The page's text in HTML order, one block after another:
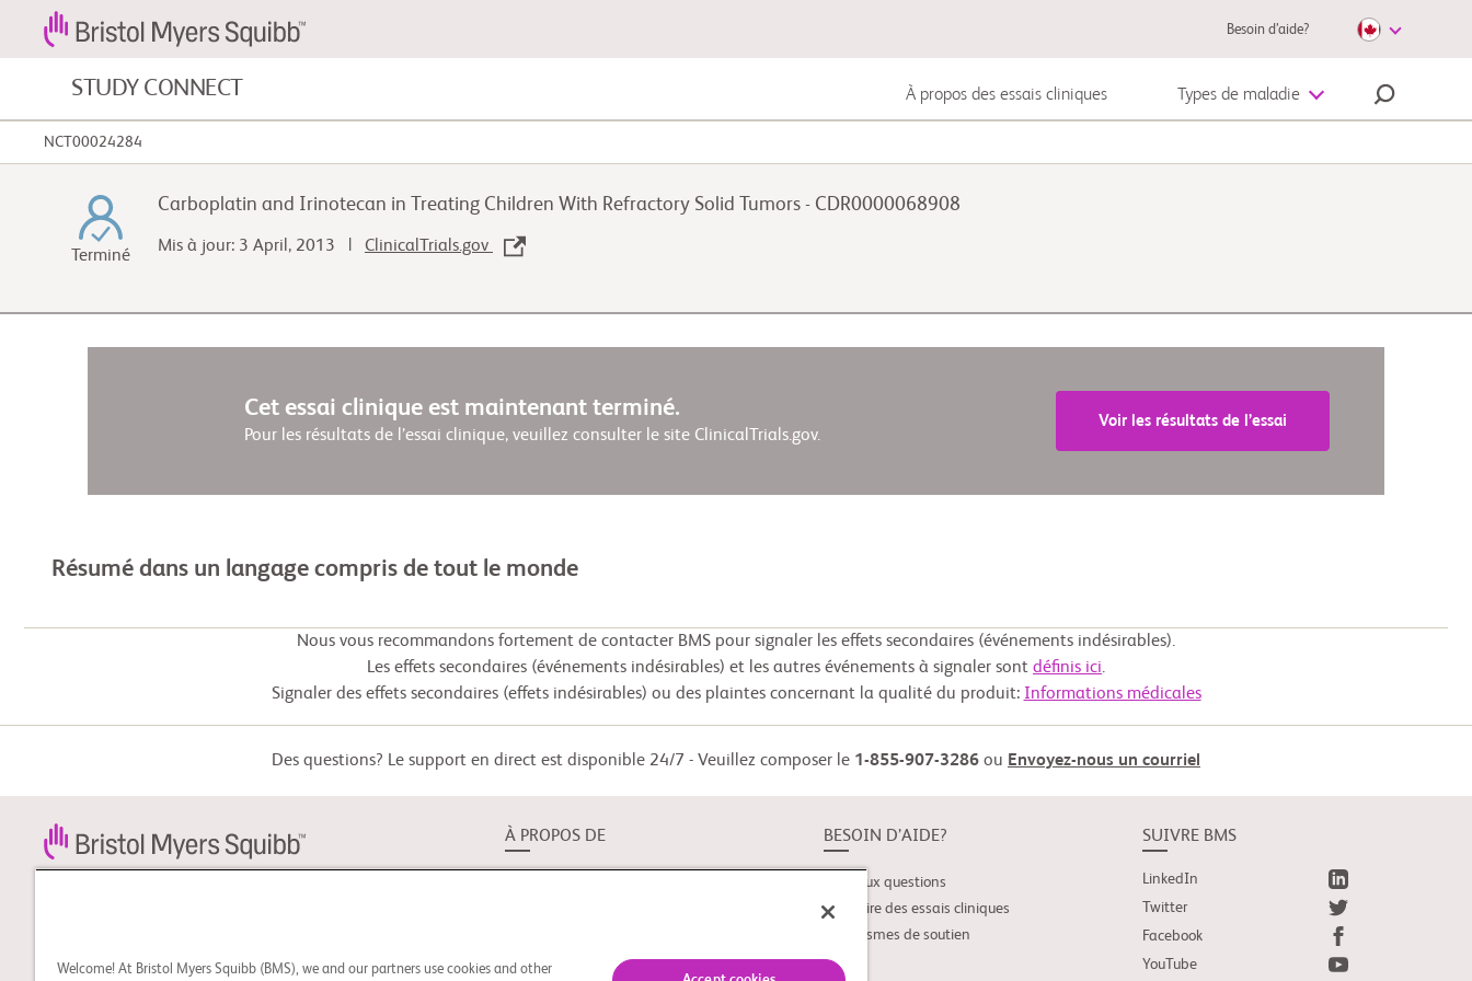
Besoin d’aide?
STUDY CONNECT À propos des essais cliniques Types de maladie
NCT00024284
Terminé
Carboplatin and Irinotecan in Treating Children With Refractory Solid Tumors - CDR0000068908
Mis à jour: 3 April, 2013 | ClinicalTrials.gov
Cet essai clinique est maintenant terminé.
Pour les résultats de l’essai clinique, veuillez consulter le site ClinicalTrials.gov.
Voir les résultats de l’essai
Résumé dans un langage compris de tout le monde
Nous vous recommandons fortement de contacter BMS pour signaler les effets secondaires (événements indésirables).
Les effets secondaires (événements indésirables) et les autres événements à signaler sont définis ici.
Signaler des effets secondaires (effets indésirables) ou des plaintes concernant la qualité du produit: Informations médicales
Des questions? Le support en direct est disponible 24/7 - Veuillez composer le 1-855-907-3286 ou Envoyez-nous un courriel
propos des essais cliniques
À PROPOS DE BESOIN D’AIDE?
Foire aux questions
Glossaire des essais cliniques
Organismes de soutien
SUIVRE BMS
LinkedIn
Twitter
Facebook
YouTube
Welcome! At Bristol Myers Squibb (BMS), we and our partners use cookies and other